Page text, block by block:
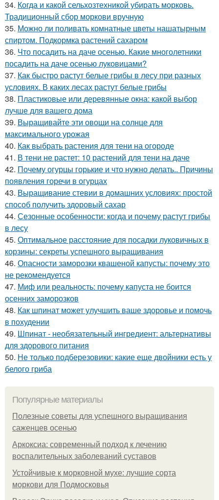
34. Когда и какой сельхозтехникой убирать морковь.
Традиционный сбор моркови вручную
35. Можно ли поливать комнатные цветы нашатырным
спиртом. Подкормка растений сахаром
36. Что посадить на даче осенью. Какие многолетники
посадить на даче осенью луковицами?
37. Как быстро растут белые грибы в лесу при разных
условиях. В каких лесах растут белые грибы
38. Пластиковые или деревянные окна: какой выбор
лучше для вашего дома
39. Выращивайте эти овощи на солнце для
максимального урожая
40. Как выбрать растения для тени на огороде
41. В тени не растет: 10 растений для тени на даче
42. Почему огурцы горькие и что нужно делать.. Причины
появления горечи в огурцах
43. Выращивание стевии в домашних условиях: простой
способ получить здоровый сахар
44. Сезонные особенности: когда и почему растут грибы
в лесу
45. Оптимальное расстояние для посадки луковичных в
корзины: секреты успешного выращивания
46. Опасности заморозки квашеной капусты: почему это
не рекомендуется
47. Миф или реальность: почему капуста не боится
осенних заморозков
48. Как шпинат может улучшить ваше здоровье и помочь
в похудении
49. Шпинат - необязательный ингредиент: альтернативы
для здорового питания
50. Не только подберезовики: какие еще двойники есть у
белого гриба
Популярные материалы
Полезные советы для успешного выращивания
саженцев осенью
Аркоксиа: современный подход к лечению
воспалительных заболеваний суставов
Устойчивые к морковной мухе: лучшие сорта
моркови для Подмосковья